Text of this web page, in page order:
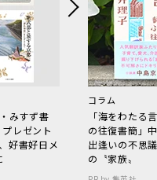
みすず書
レゼント
好書好日メ
コラム
「海をわた
の往復書簡」
出逢いの不思
の〝家族〟